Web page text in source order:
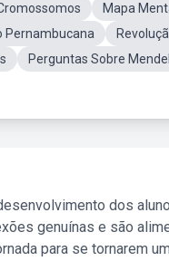
Mapa
Pernambucana
Perguntas Sobre
dos
genuínas e são
para se tornarem